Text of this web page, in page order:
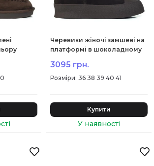
Черевики жіночі замшеві на
платформі в шоколадному
3095 грн.
: 36 38 39 40 41
Купити